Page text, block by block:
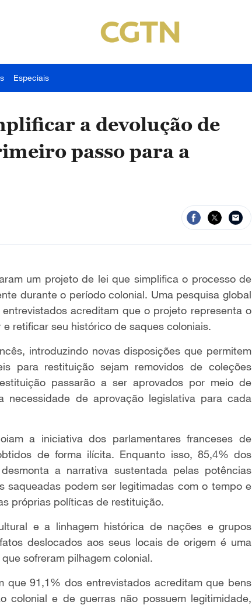
Especiais
a devolução de
passo para a
um projeto de lei que simplifica o processo de
durante o período colonial. Uma pesquisa global
acreditam que o projeto representa o
retificar seu histórico de saques coloniais.
introduzindo novas disposições que permitem
para restituição sejam removidos de coleções
passarão a ser aprovados por meio de
necessidade de aprovação legislativa para cada
a iniciativa dos parlamentares franceses de
de forma ilícita. Enquanto isso, 85,4% dos
a narrativa sustentada pelas potências
saqueadas podem ser legitimadas com o tempo e
próprias políticas de restituição.
e a linhagem histórica de nações e grupos
deslocados aos seus locais de origem é uma
sofreram pilhagem colonial.
que 91,1% dos entrevistados acreditam que bens
colonial e de guerras não possuem legitimidade,